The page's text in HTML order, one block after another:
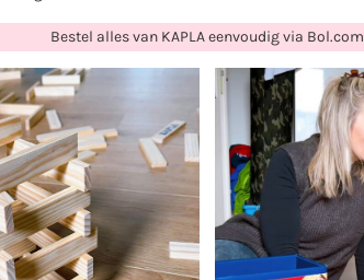
Bestel alles van KAPLA eenvoudig via Bol.com